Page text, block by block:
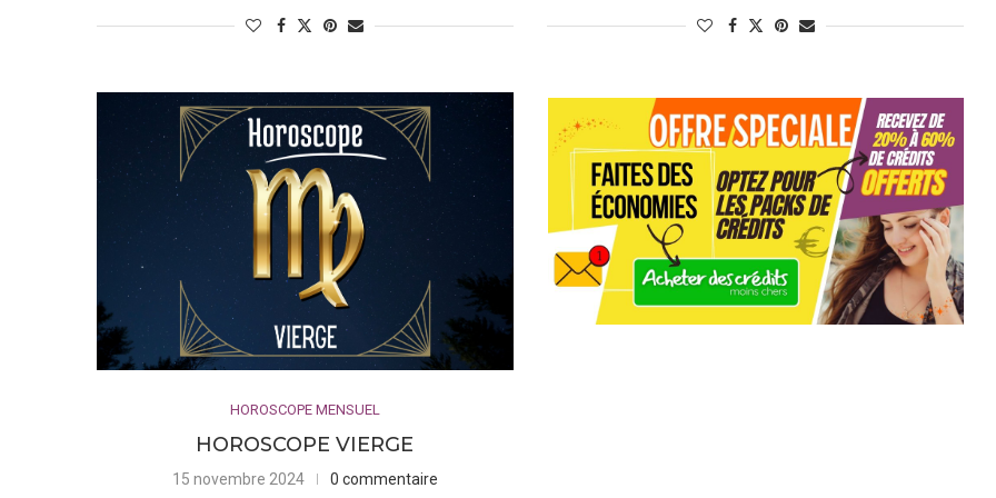
Gémeaux (21 mai – 20 juin)
éloquence. Curieux et sociables, ils aiment apprendre et partager leurs connaissances.
Cancer (21 juin – 22 juillet)
Le Cancer, signe d’eau, est gouverné par la Lune. Les Cancers sont souvent associés à l’empathie, à l’émotion et à la
sensibilité. Ils ont un fort attachement à la maison et à la famille et sont connus pour leur nature protectrice et
Lion (23 juillet – 22 août)
Le Lion, signe de feu régi par le Soleil, est connu pour son charisme, sa générosité et son esprit de leadership. Les
La Vierge, gouvernée par Mercure, est connue pour sa méticulosité, son sens du détail et son pragmatisme. Les natifs
HOROSCOPE MENSUEL
HOROSCOPE VIERGE
15 novembre 2024 0 commentaire